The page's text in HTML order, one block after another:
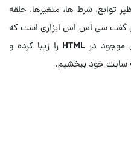
توابع، شرط ها، متغیرها، حلقه
گفت سی اس اس ابزاری است که
با استفاده از آن می‌توانیم تگ های موجود در HTML را زیبا کرده و
سایت خود ببخشیم.